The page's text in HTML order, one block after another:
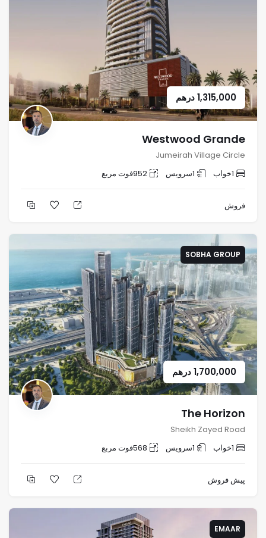
1,315,000درهم
Westwood Grande
Jumeirah Village Circle
1خواب 1سرویس 952فوت مربع
فروش
SOBHA GROUP
1,700,000درهم
The Horizon
Sheikh Zayed Road
1خواب 1سرویس 568فوت مربع
پیش فروش
EMAAR